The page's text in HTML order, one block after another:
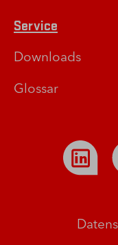
Service
Downloads
Glossar